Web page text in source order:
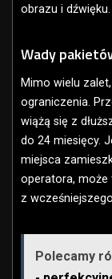
obrazu i dźwięku.
Wady
Mimo wielu
ograniczenia.
wiążą się z
do 24 miesięcy.
miejsca
operatora,
z
Polecamy